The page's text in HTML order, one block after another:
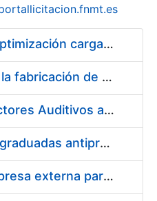
Pliego condiciones optimización cargas compras firmado
Acuerdo marco para la fabricación de piezas
Suministro de Protectores Auditivos a medida para las personas trabajadoras de los Centros de Trabajo de Madrid y Burgos
Suministro de gafas graduadas antiproyecciones para los trabajadores de la FNMT-RCM en los centros de trabajo de Madrid y Burgos
Servicios de una empresa externa para el asesoramiento y resolución de los recursos de alzada que se presentan relacionados con procesos de selección para la FNMT-RCM